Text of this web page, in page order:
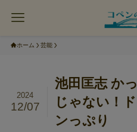
ホーム 芸能
池田匡志 か
じゃない！
ンっぷり
2024
12/07